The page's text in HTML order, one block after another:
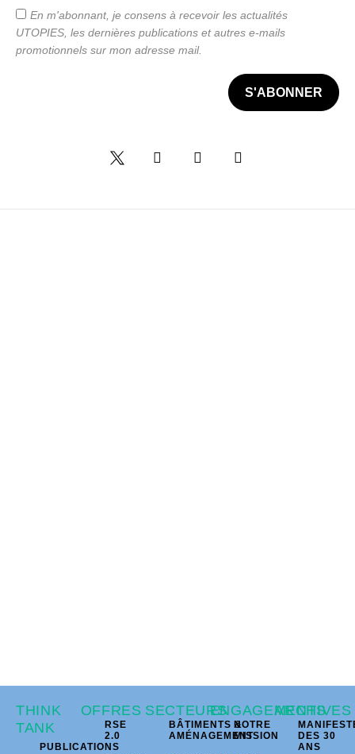
En m'abonnant, je consens à recevoir les actualités
UTOPIES, les dernières publications et autres e-mails
promotionnels sur mon adresse mail.
S'ABONNER
THINK
TANK
PUBLICATIONS
OFFRES
RSE
2.0
SECTEURS
BÂTIMENTS &
AMÉNAGEMENT
ENGAGEMENTS
NOTRE
MISSION
ARCHIVES
DES 30
ANS